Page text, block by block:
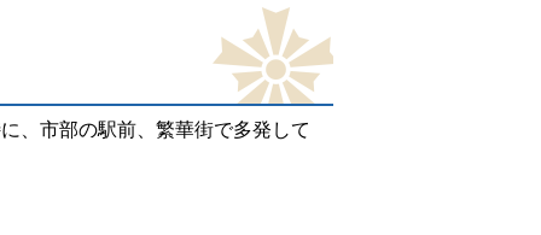
、市部の駅前、繁華街で多発して